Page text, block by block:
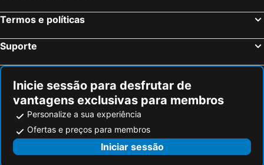
Termos e políticas
Suporte
Inicie sessão para desfrutar de
vantagens exclusivas para membros
Personalize a sua experiência
Ofertas e preços para membros
Iniciar sessão